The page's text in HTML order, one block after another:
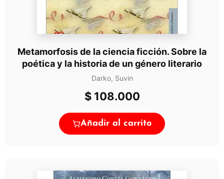
Metamorfosis de la ciencia ficción. Sobre la
poética y la historia de un género literario
Darko, Suvin
$108.000
Añadir al carrito